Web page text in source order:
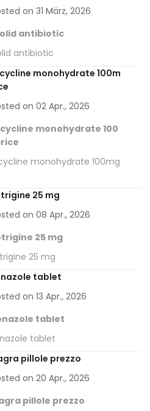
on 31 März, 2026
antibiotic
antibiotic
monohydrate 100m
on 02 Apr., 2026
monohydrate 100
monohydrate 100mg
25 mg
on 08 Apr., 2026
25 mg
25 mg
tablet
on 13 Apr., 2026
tablet
tablet
pillole prezzo
on 20 Apr., 2026
pillole prezzo